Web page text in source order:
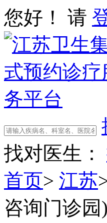
您好！ 请
找对医生：
首页> 江苏
咨询门诊园)